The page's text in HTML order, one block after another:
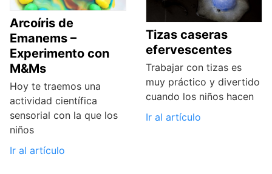
Arcoíris de
Emanems –
Experimento con
M&Ms
Hoy te traemos una
actividad científica
sensorial con la que los
niños
Ir al artículo
Tizas caseras
efervescentes
Trabajar con tizas es
muy práctico y divertido
cuando los niños hacen
Ir al artículo